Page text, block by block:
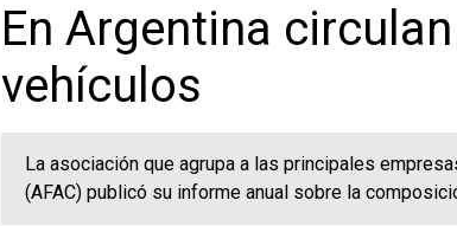
En Argentina
vehículos
La asociación que agrupa a las principales
(AFAC) publicó su informe anual sobre la